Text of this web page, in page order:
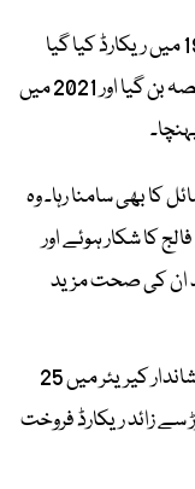
ڈرائیونگ ہوم فار کرسمس، جو اصل میں 1986 میں ریکارڈ کیا گیا
تھا، وقت کے ساتھ ساتھ کرسمس کا لازمی حصہ بن گیا اور 2021 میں
بھی سامنا رہا۔ وہ
میں مبتلا رہے، 2016 میں فالج کا شکار ہوئے اور
ان کی صحت مزید
کرس ریا نے تقریباً پانچ دہائیوں پر محیط اپنے شاندار کیریئر میں 25
جاری کیے اور دنیا بھر میں 3 کروڑ سے زائد ریکارڈ فروخت